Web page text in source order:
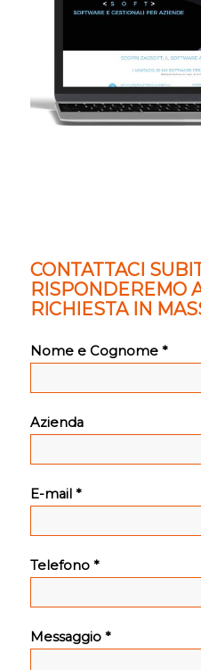
CONTATTACI
RISPONDEREMO
RICHIESTA IN
Nome e Cognome *
Azienda
E-mail *
Telefono *
Messaggio *